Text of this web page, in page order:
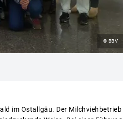
© BBV
im Ostallgäu. Der Milchviehbetrieb